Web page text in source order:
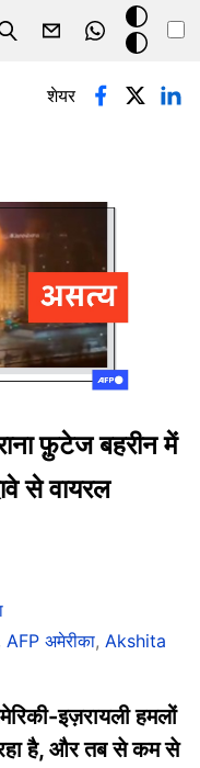
Search
डार्क
मोड
शेयर
फ़ुटेज बहरीन में
से वायरल
AFP अमेरीका, Akshita
इज़रायली हमलों
रहा है, और तब से कम से